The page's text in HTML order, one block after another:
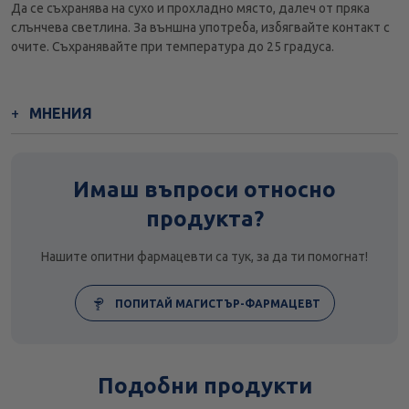
Да се съхранява на сухо и прохладно място, далеч от пряка
слънчева светлина. За външна употреба, избягвайте контакт с
очите. Съхранявайте при температура до 25 градуса.
МНЕНИЯ
Имаш въпроси относно
продукта?
Нашите опитни фармацевти са тук, за да ти помогнат!
ПОПИТАЙ МАГИСТЪР-ФАРМАЦЕВТ
Подобни продукти